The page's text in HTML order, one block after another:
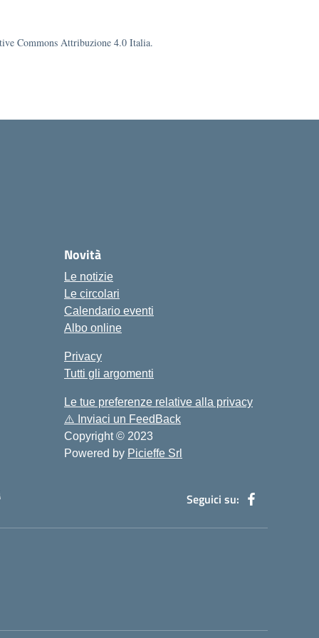
Commons Attribuzione 4.0 Italia.
Novità
Le notizie
Le circolari
Calendario eventi
Albo online
Privacy
Tutti gli argomenti
Le tue preferenze relative alla privacy
⚠️ Inviaci un FeedBack
Copyright © 2023
Powered by Picieffe Srl
Seguici su: